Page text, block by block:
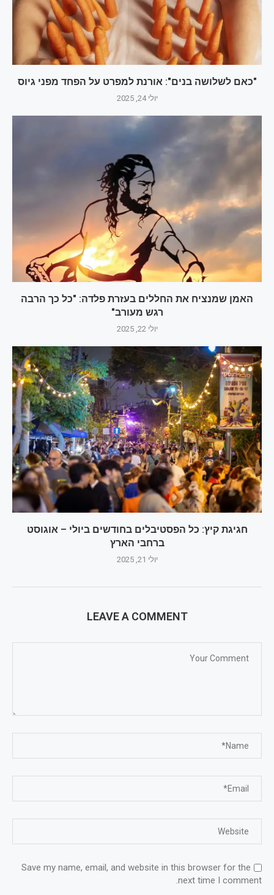
"כאם לשלושה בנים": אורנת למפרט על הפחד מפני גיוס
יולי 24, 2025
האמן שמנציח את החללים בעזרת פלדה: "כל כך הרבה
רגש מעורב"
יולי 22, 2025
חגיגת קיץ: כל הפסטיבלים בחודשים ביולי – אוגוסט
ברחבי הארץ
יולי 21, 2025
LEAVE A COMMENT
Save my name, email, and website in this browser for the
next time I comment.